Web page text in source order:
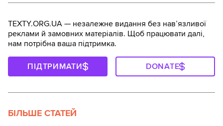
TEXTY.ORG.UA — незалежне видання без навʼязливої
реклами й замовних матеріалів. Щоб працювати далі,
нам потрібна ваша підтримка.
ПІДТРИМАТИ DONATE
БІЛЬШЕ СТАТЕЙ